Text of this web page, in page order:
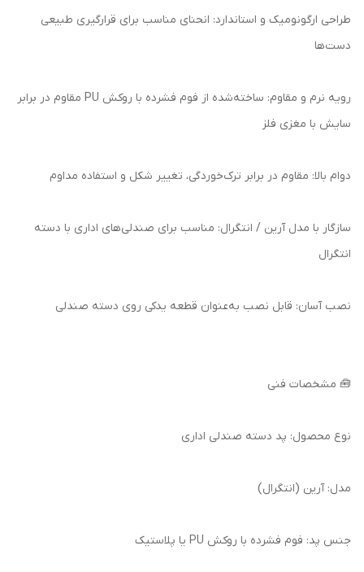
طراحی ارگونومیک و استاندارد: انحنای مناسب برای قرارگیری طبیعی
دست‌ها
رویه نرم و مقاوم: ساخته‌شده از فوم فشرده با روکش PU مقاوم در برابر
سایش با مغزی فلز
دوام بالا: مقاوم در برابر ترک‌خوردگی، تغییر شکل و استفاده مداوم
سازگار با مدل آرین / انتگرال: مناسب برای صندلی‌های اداری با دسته
انتگرال
نصب آسان: قابل نصب به‌عنوان قطعه یدکی روی دسته صندلی
🧰 مشخصات فنی
نوع محصول: پد دسته صندلی اداری
مدل: آرین (انتگرال)
جنس پد: فوم فشرده با روکش PU یا پلاستیک